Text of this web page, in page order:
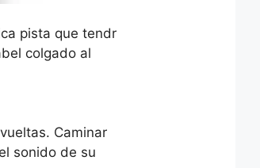
pista que tendr
colgado al
Caminar
sonido de su